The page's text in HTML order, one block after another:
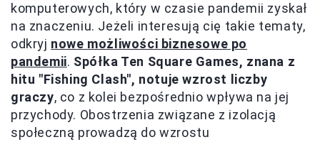
komputerowych, który w czasie pandemii zyskał
na znaczeniu. Jeżeli interesują cię takie tematy,
odkryj nowe możliwości biznesowe po
pandemii. Spółka Ten Square Games, znana z
hitu "Fishing Clash", notuje wzrost liczby
graczy, co z kolei bezpośrednio wpływa na jej
przychody. Obostrzenia związane z izolacją
społeczną prowadzą do wzrostu